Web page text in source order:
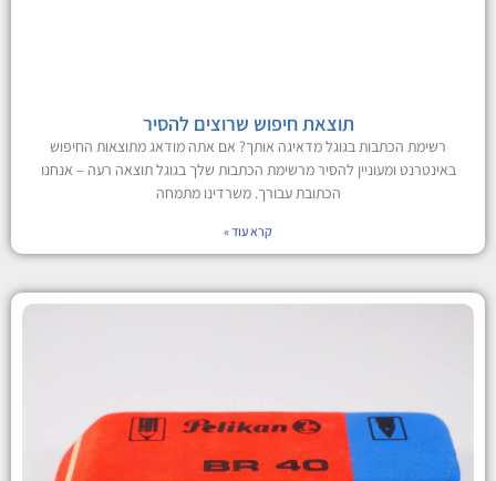
תוצאת חיפוש שרוצים להסיר
רשימת הכתבות בגוגל מדאיגה אותך? אם אתה מודאג מתוצאות החיפוש
באינטרנט ומעוניין להסיר מרשימת הכתבות שלך בגוגל תוצאה רעה – אנחנו
הכתובת עבורך. משרדינו מתמחה
קרא עוד »